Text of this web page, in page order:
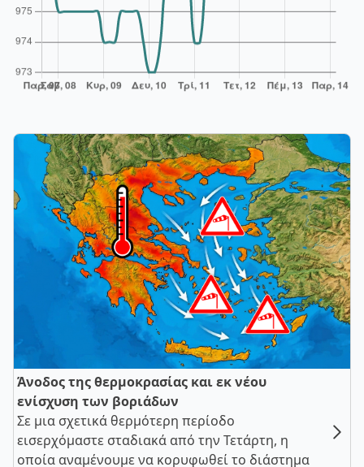
Άνοδος της θερμοκρασίας και εκ νέου
ενίσχυση των βοριάδων
Σε μια σχετικά θερμότερη περίοδο
εισερχόμαστε σταδιακά από την Τετάρτη, η
οποία αναμένουμε να κορυφωθεί το διάστημα